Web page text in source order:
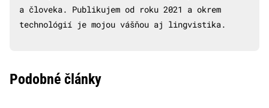
a človeka. Publikujem od roku 2021 a okrem
technológií je mojou vášňou aj lingvistika.
Podobné články